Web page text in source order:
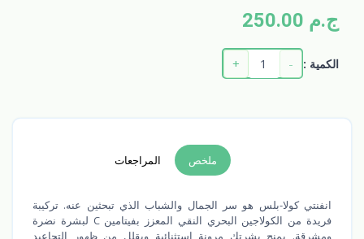
ج.م 250.00
الكمية : -
+
ملخص المراجعات
انفنتي كولا-بلس هو سر الجمال والشباب الذي تبحثين عنه. تركيبة
فريدة من الكولاجين البحري النقي المعزز بفيتامين C لبشرة نضرة
ومشرقة. يمنح بشرتك مرونة استثنائية ويقلل من ظهور التجاعيد